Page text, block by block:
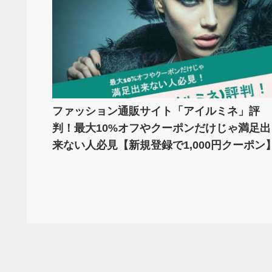
ファッション通販サイト「アイルミネ」評
判！最大10%オフやクーポンだけじゃ満足出
来ない人必見【新規登録で1,000円クーポン